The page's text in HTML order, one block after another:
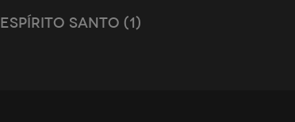
ESPÍRITO SANTO (1)